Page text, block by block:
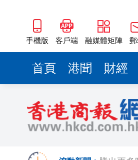
手機版 客戶端 融媒體矩陣
首頁 港聞 財經
海南澄邁
梁振英率
2025年
瀋陽鐵西
黎智英案